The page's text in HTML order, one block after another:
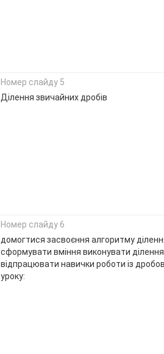
Номер слайду 5
Ділення звичайних дробів
Номер слайду 6
домогтися засвоєння алгоритму
сформувати вміння виконувати
відпрацювати навички роботи із
уроку: